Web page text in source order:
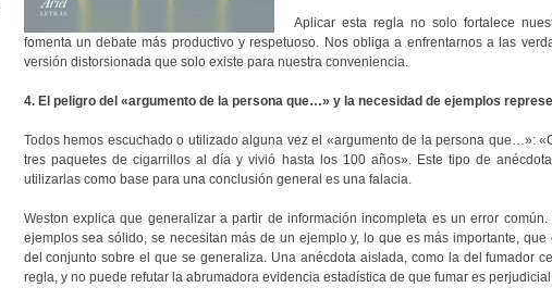
Aplicar esta regla no solo fortalece
fomenta un debate más productivo y respetuoso. Nos obliga a enfrentarnos a las
versión distorsionada que solo existe para nuestra conveniencia.
4. El peligro del «argumento de la persona que…» y la necesidad de ejemplos
Todos hemos escuchado o utilizado alguna vez el «argumento de la persona que…»:
tres paquetes de cigarrillos al día y vivió hasta los 100 años». Este tipo de
utilizarlas como base para una conclusión general es una falacia.
Weston explica que generalizar a partir de información incompleta es un error
ejemplos sea sólido, se necesitan más de un ejemplo y, lo que es más importante,
del conjunto sobre el que se generaliza. Una anécdota aislada, como la del fumador
regla, y no puede refutar la abrumadora evidencia estadística de que fumar es